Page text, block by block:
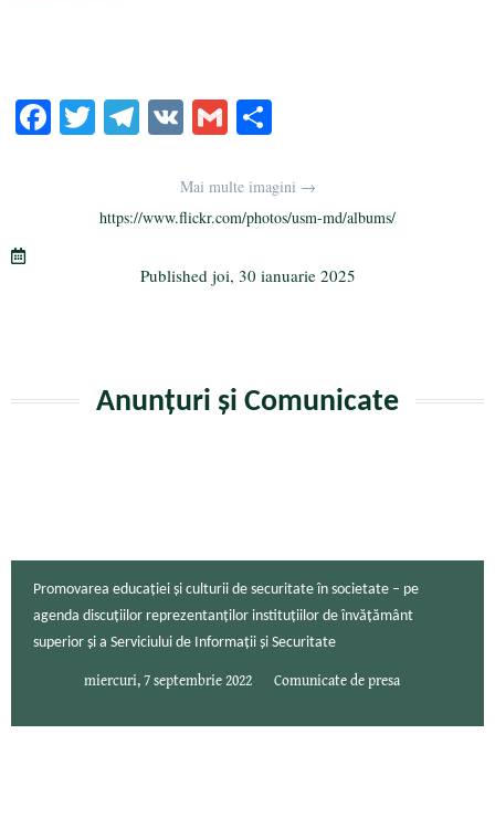
Fa T
r
Te
a
m
V G
ailaj
ea
Mai multe imagini →
https://www.flickr.com/photos/usm-md/albums/
Published joi, 30 ianuarie 2025
Anunțuri și Comunicate
Promovarea educației și culturii de securitate în societate – pe
agenda discuțiilor reprezentanților instituțiilor de învățământ
superior și a Serviciului de Informații și Securitate
miercuri, 7 septembrie 2022 Comunicate de presa